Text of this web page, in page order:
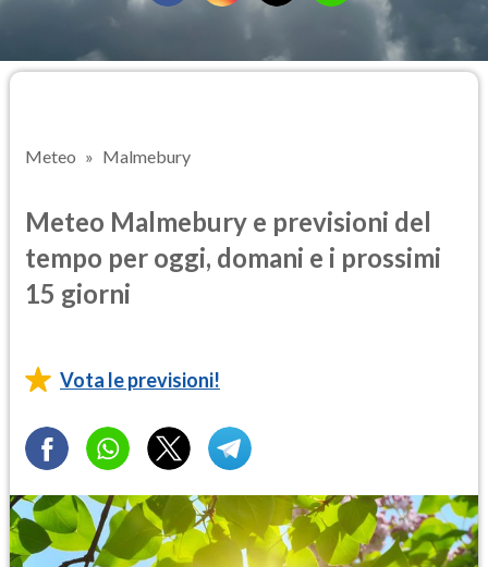
Meteo Malmebury
Meteo Malmebury e previsioni del
tempo per oggi, domani e i prossimi
15 giorni
Vota le previsioni!